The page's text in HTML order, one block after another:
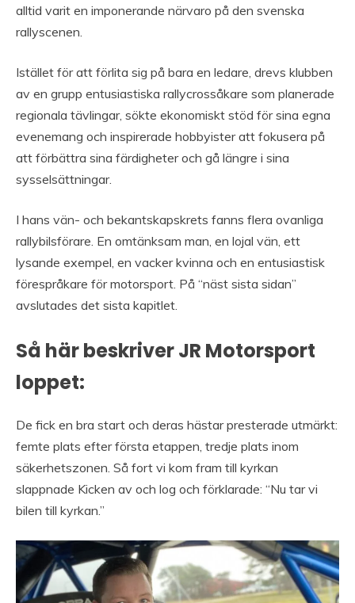
alltid varit en imponerande närvaro på den svenska
rallyscenen.
Istället för att förlita sig på bara en ledare, drevs klubben
av en grupp entusiastiska rallycrossåkare som planerade
regionala tävlingar, sökte ekonomiskt stöd för sina egna
evenemang och inspirerade hobbyister att fokusera på
att förbättra sina färdigheter och gå längre i sina
sysselsättningar.
I hans vän- och bekantskapskrets fanns flera ovanliga
rallybilsförare. En omtänksam man, en lojal vän, ett
lysande exempel, en vacker kvinna och en entusiastisk
förespråkare för motorsport. På “näst sista sidan”
avslutades det sista kapitlet.
Så här beskriver JR Motorsport
loppet:
De fick en bra start och deras hästar presterade utmärkt:
femte plats efter första etappen, tredje plats inom
säkerhetszonen. Så fort vi kom fram till kyrkan
slappnade Kicken av och log och förklarade: “Nu tar vi
bilen till kyrkan.”